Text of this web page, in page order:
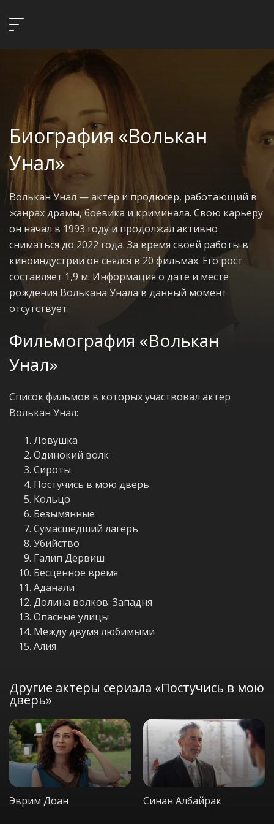
Биография «Волькан
Унал»
Волькан Унал — актёр и продюсер, работающий в
жанрах драмы, боевика и криминала. Свою карьеру
он начал в 1993 году и продолжал активно
сниматься до 2022 года. За время своей работы в
киноиндустрии он снялся в 20 фильмах. Его рост
составляет 1,9 м. Информация о дате и месте
рождения Волькана Унала в данный момент
отсутствует.
Фильмография «Волькан
Унал»
Список фильмов в которых участвовал актер
Волькан Унал:
Ловушка
Одинокий волк
Сироты
Постучись в мою дверь
Кольцо
Безымянные
Сумасшедший лагерь
Убийство
Галип Дервиш
Бесценное время
Аданали
Долина волков: Западня
Опасные улицы
Между двумя любимыми
Aлия
Другие актеры сериала «Постучись в мою
дверь»
Эврим Доан Синан Албайрак